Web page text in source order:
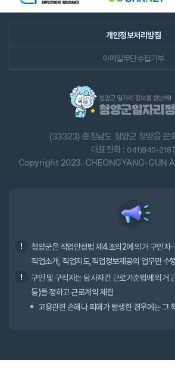
개인정보처리방침
이메일무단수집거부
(33323) 충청남도 청양군 청양읍 문
대표전화 : 041)940-2187
Copyright 2023. CHEONGYANG-GUN
청양군은 직업안정법 제4조의2에 의거 구인자·
직업소개, 직업지도,직업정보제공의 업무만 수행
구인 및 구직자는 당사자간 근로기준법에 의거
등)을 정하고 근로계약 체결
고용관련 손해나 피해가 발생한 경우에는 그